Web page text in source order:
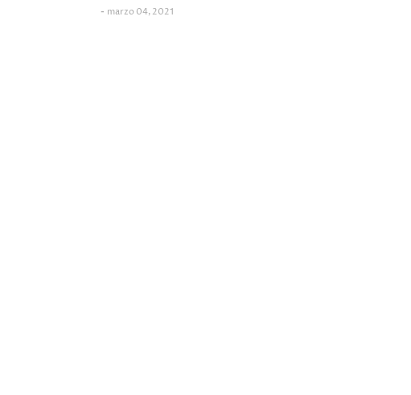
marzo 04, 2021